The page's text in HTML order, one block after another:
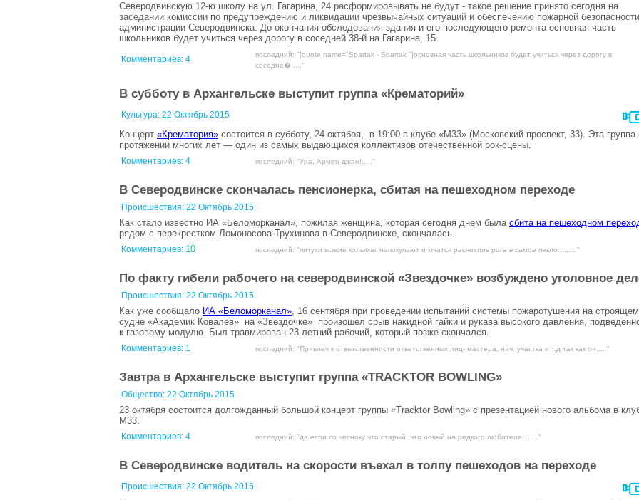
Северодвинскую 12-ю школу на ул. Гагарина, 24 расформировывать не будут - такое решение принято сегодня на
заседании комиссии по предупреждению и ликвидации чрезвычайных ситуаций и обеспечению пожарной безопасности
администрации Северодвинска. До окончания обследования здания и его последующего ремонта основная часть
школьников будет учиться через дорогу в соседней 38-й на Гагарина, 15.
Комментариев: 4
последний: "[quote name="Spartak - Spartak "]основная часть школьников будет учиться через дорогу в
соседне�....."
В субботу в Архангельске выступит группа «Крематорий»
Культура: 22 Октябрь 2015
Концерт «Крематория» состоится в субботу, 24 октября, в 19:00 в клубе «М33» (Московский проспект, 33). Эта группа
протяжении многих лет — один из самых выдающихся коллективов отечественной рок-сцены.
Комментариев: 4 последний: "Ура, Армен-джан!....."
В Северодвинске скончалась пенсионерка, сбитая на пешеходном переходе
Происшествия: 22 Октябрь 2015
Как стало известно ИА «Беломорканал», пожилая женщина, которая сегодня днем была сбита на пешеходном
рядом с перекрестком Ломоносова-Трухинова в Северодвинске, скончалась.
Комментариев: 10 последний: "питухи всякие колымаг напокупают и мчатся расчехлив рога в самое пекло........."
По факту гибели рабочего на северодвинской «Звездочке» возбуждено уголовное
Происшествия: 22 Октябрь 2015
Как уже сообщало ИА «Беломорканал», 16 сентября при проведении испытаний системы пожаротушения на
судне «Академик Ковалев» на «Звездочке» произошел срыв накидной гайки и рукава высокого давления,
к газовому модулю. Был травмирован 23-летний рабочий, который позже скончался.
Комментариев: 1 последний: "Привлеч к ответственности ответственных лиц- мастера, нач. участка и т.д так как он....."
Завтра в Архангельске выступит группа «TRACKTOR BOWLING»
Общество: 22 Октябрь 2015
23 октября состоится долгожданный большой концерт группы «Tracktor Bowling» с презентацией нового альбома в
М33.
Комментариев: 4 последний: "да если по чесноку что старый ,что новый на редкого любителя........"
В Северодвинске водитель на скорости въехал в толпу пешеходов на переходе
Происшествия: 22 Октябрь 2015